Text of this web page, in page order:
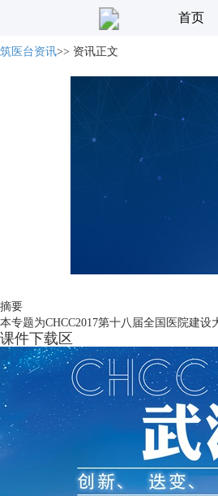
首页
筑医台资讯>> 资讯正文
摘要
本专题为CHCC2017第十八届全国医院建
课件下载区